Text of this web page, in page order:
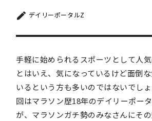
デイリーポータルZ
手軽に始められるスポーツとして人気
とはいえ、気になっているけど面倒
いるという方も多いのではないでし
回はマラソン歴18年のデイリーポー
が、マラソンガチ勢のみなさんにそ